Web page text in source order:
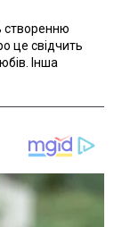
створенню
це свідчить
Інша